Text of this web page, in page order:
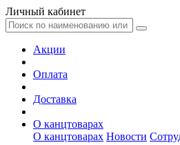
Личный кабинет
Акции
Оплата
Доставка
О канцтоварах
О канцтоварах Новости